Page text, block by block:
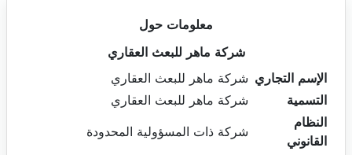
معلومات حول
شركة ماهر للبعث العقاري
الإسم التجاري شركة ماهر للبعث العقاري
التسمية
شركة ماهر للبعث العقاري
النظام
القانوني
شركة ذات المسؤولية المحدودة